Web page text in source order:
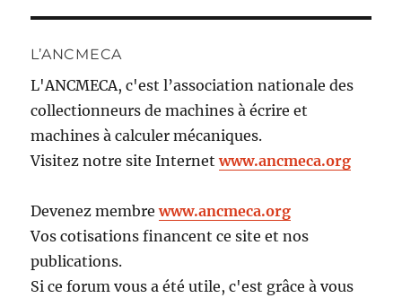
L’ANCMECA
L'ANCMECA, c'est l’association nationale des
collectionneurs de machines à écrire et
machines à calculer mécaniques.
Visitez notre site Internetwww.ancmeca.org
Devenez membrewww.ancmeca.org
Vos cotisations financent ce site et nos
publications.
Si ce forum vous a été utile, c'est grâce à vous